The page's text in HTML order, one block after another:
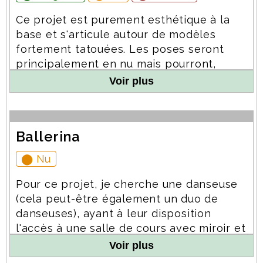
spécifiquement de modèles d'une très
fort minceur, voire maigreur, voire
anorexique, qui doivent par contre
assumer totalement cet état afin de
pouvoir le mettre en avant. Il a également
fusionné avec mon autre projetShave us
intégrale, un crâne lisse est nécessaire.
Ces projets s'articulent autour des formes
du corps qui sont mises en avant par la
lumière (creux, bosses, os, muscles, etc.)
Ce projet est purement esthétique à la
base et s'articule autour de modèles
fortement tatouées. Les poses seront
principalement en nu mais pourront,
selon la volonté des modèles, intégrer
des poses en porn-art. Toutes autres
modifications corporelles seront les
bienvenues. Outre l'axe purement
esthétique une autre approche de story-
telling basée sur des diptyques pourra
être envisagées selon les modifications.
Voir plus
Ballerina
⬤ Nu
Pour ce projet, je cherche une danseuse
(cela peut-être également un duo de
danseuses), ayant à leur disposition
l'accès à une salle de cours avec miroir et
barre. Ces deux éléments sont
indispensables pour ce projet en
Voir plus